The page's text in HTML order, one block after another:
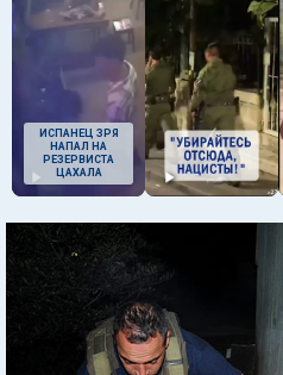
ИСПАНЕЦ ЗРЯ
НАПАЛ НА
РЕЗЕРВИСТА
ЦАХАЛА